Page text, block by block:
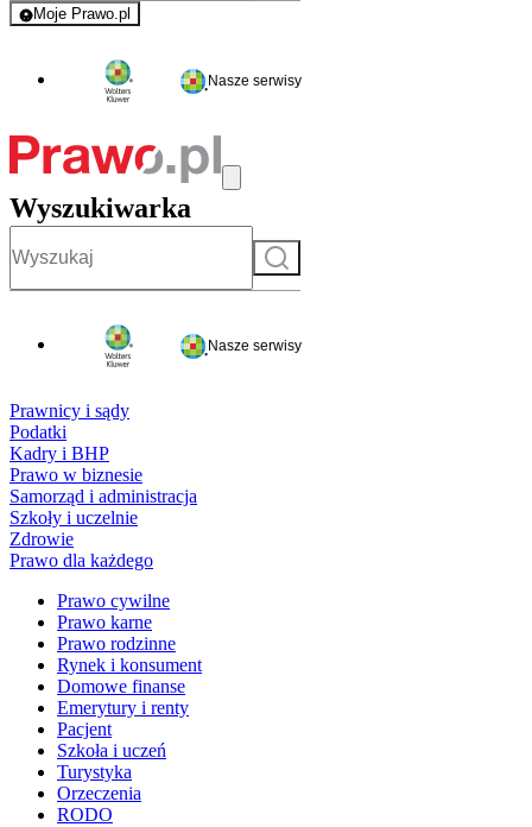
Moje Prawo.pl
- rejestracja i logowanie do serwisu
Nasze serwisy
Wyszukiwarka
Szukaj
Nasze serwisy
Prawnicy i sądy
Podatki
Kadry i BHP
Prawo w biznesie
Samorząd i administracja
Szkoły i uczelnie
Zdrowie
Prawo dla każdego
Prawo cywilne
Prawo karne
Prawo rodzinne
Rynek i konsument
Domowe finanse
Emerytury i renty
Pacjent
Szkoła i uczeń
Turystyka
Orzeczenia
RODO